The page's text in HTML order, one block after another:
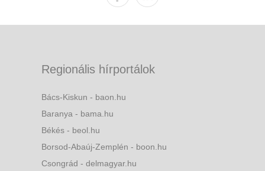
Regionális hírportálok
Bács-Kiskun - baon.hu
Baranya - bama.hu
Békés - beol.hu
Borsod-Abaúj-Zemplén - boon.hu
Csongrád - delmagyar.hu